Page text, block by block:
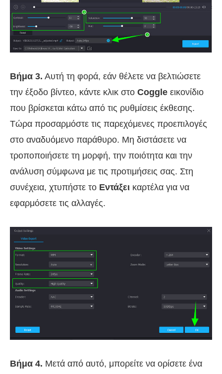
Βήμα 3. Αυτή τη φορά, εάν θέλετε να βελτιώσετε
την έξοδο βίντεο, κάντε κλικ στο Coggle εικονίδιο
που βρίσκεται κάτω από τις ρυθμίσεις έκθεσης.
Τώρα προσαρμόστε τις παρεχόμενες προεπιλογές
στο αναδυόμενο παράθυρο. Μη διστάσετε να
τροποποιήσετε τη μορφή, την ποιότητα και την
ανάλυση σύμφωνα με τις προτιμήσεις σας. Στη
συνέχεια, χτυπήστε το Εντάξει καρτέλα για να
εφαρμόσετε τις αλλαγές.
Βήμα 4. Μετά από αυτό, μπορείτε να ορίσετε ένα